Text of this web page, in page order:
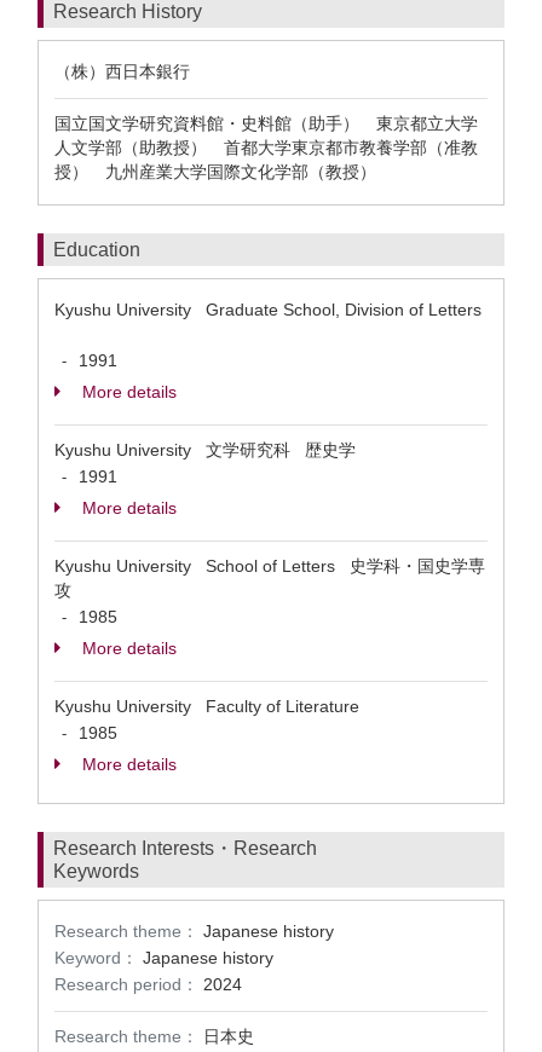
Research History
（株）西日本銀行
国立国文学研究資料館・史料館（助手） 東京都立大学
人文学部（助教授） 首都大学東京都市教養学部（准教
授） 九州産業大学国際文化学部（教授）
Education
Kyushu University Graduate School, Division of Letters
-
1991
More details
Kyushu University 文学研究科 歴史学
-
1991
More details
Kyushu University School of Letters 史学科・国史学専
攻
-
1985
More details
Kyushu University Faculty of Literature
-
1985
More details
Research Interests・Research
Keywords
Research theme：
Japanese history
Keyword：
Japanese history
Research period：
2024
Research theme：
日本史